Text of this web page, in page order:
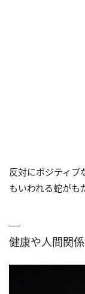
反対にポジティブ
もいわれる蛇がも
健康や人間関